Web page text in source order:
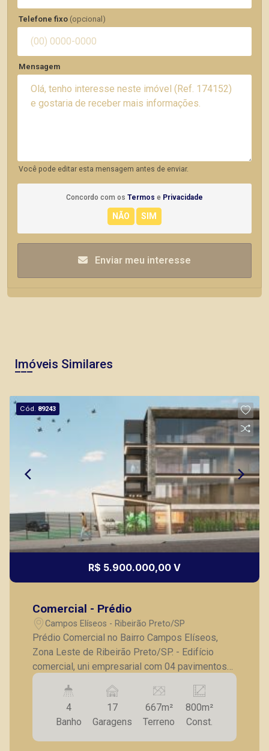
Telefone fixo (opcional)
Mensagem
Você pode editar esta mensagem antes de enviar.
Concordo com os Termos e Privacidade
Enviar meu interesse
Imóveis Similares
Cód. 89243
R$ 5.900.000,00 V
Comercial - Prédio
Campos Elíseos - Ribeirão Preto/SP
Prédio Comercial no Bairro Campos Elíseos,
Zona Leste de Ribeirão Preto/SP. - Edifício
comercial, uni empresarial com 04 pavimentos
de 200m² de área útil cada, sendo o térreo
dotado de 02 banheiros PNE, mais 03 lajes
dotadas de 02 banheiros cada (01 PNE + 01
convencional). O edifício recebeu ainda ampla
infraestrutura para ares condicionados SPLIT,
4
Banho
17
Garagens
667m²
Terreno
800m²
Const.